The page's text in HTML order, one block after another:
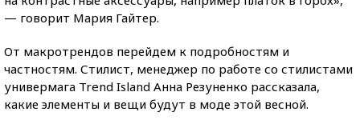
— говорит Мария Гайтер.
От макротрендов перейдем к подробностям и
частностям. Стилист, менеджер по работе со стилистами
универмага Trend Island Анна Резуненко рассказала,
какие элементы и вещи будут в моде этой весной.